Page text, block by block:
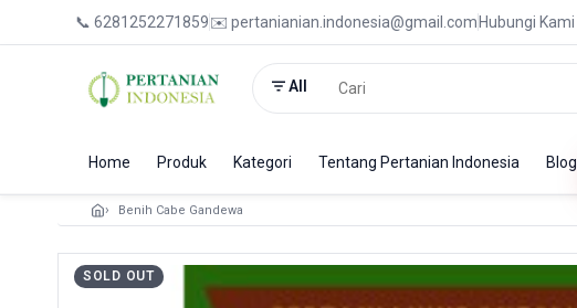
📞 6281252271859✉️ pertanianian.indonesia@gmail.com Hubungi Kami
All
Home Produk Kategori Tentang Pertanian Indonesia Blog
Benih Cabe Gandewa
SOLD OUT